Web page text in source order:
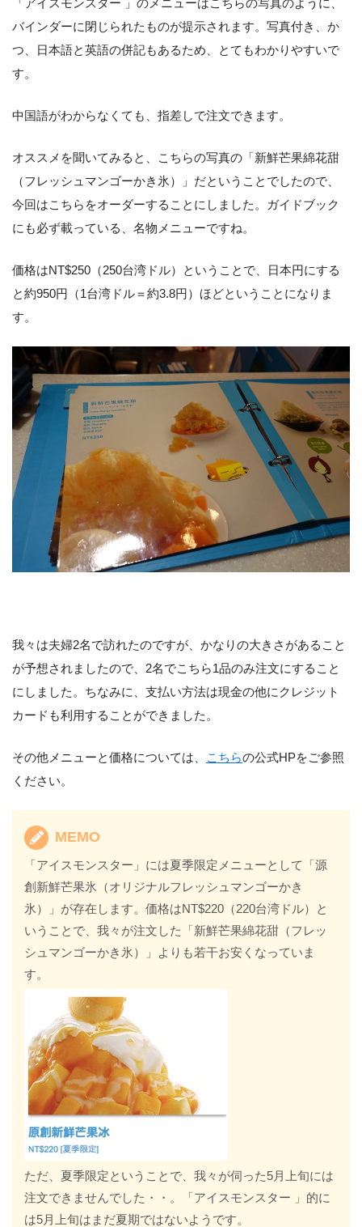
「アイスモンスター 」のメニューはこちらの写真のように、
バインダーに閉じられたものが提示されます。写真付き、か
つ、日本語と英語の併記もあるため、とてもわかりやすいで
す。
中国語がわからなくても、指差しで注文できます。
オススメを聞いてみると、こちらの写真の「新鮮芒果綿花甜
（フレッシュマンゴーかき氷）」だということでしたので、
今回はこちらをオーダーすることにしました。ガイドブック
にも必ず載っている、名物メニューですね。
価格はNT$250（250台湾ドル）ということで、日本円にする
と約950円（1台湾ドル＝約3.8円）ほどということになりま
す。
我々は夫婦2名で訪れたのですが、かなりの大きさがあること
が予想されましたので、2名でこちら1品のみ注文にすること
にしました。ちなみに、支払い方法は現金の他にクレジット
カードも利用することができました。
その他メニューと価格については、 こちらの公式HPをご参照
ください。
MEMO
「アイスモンスター」には夏季限定メニューとして「源
創新鮮芒果氷（オリジナルフレッシュマンゴーかき
氷）」が存在します。価格はNT$220（220台湾ドル）と
いうことで、我々が注文した「新鮮芒果綿花甜（フレッ
シュマンゴーかき氷）」よりも若干お安くなっていま
す。
ただ、夏季限定ということで、我々が伺った5月上旬には
注文できませんでした・・。「アイスモンスター 」的に
は5月上旬はまだ夏期ではないようです。